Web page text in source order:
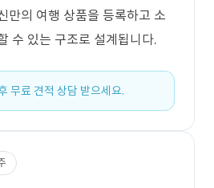
만의 여행 상품을 등록하고 소
수 있는 구조로 설계됩니다.
무료 견적 상담 받으세요.